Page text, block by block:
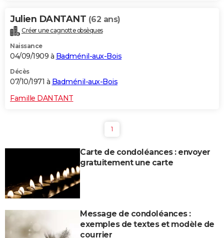
Julien DANTANT (62 ans)
Créer une cagnotte obsèques
Naissance
04/09/1909 à Badménil-aux-Bois
Décès
07/10/1971 à Badménil-aux-Bois
Famille DANTANT
1
Carte de condoléances : envoyer
gratuitement une carte
Message de condoléances :
exemples de textes et modèle de
courrier